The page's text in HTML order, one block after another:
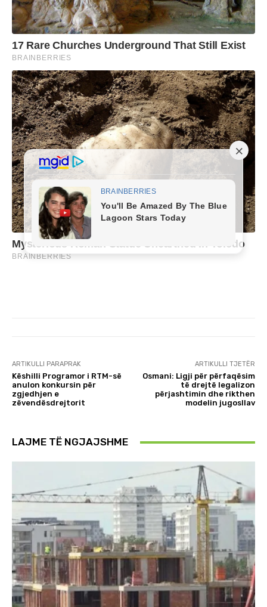
ARTIKULLI PARAPRAK
Këshilli Programor i RTM-së
anulon konkursin për
zgjedhjen e
zëvendësdrejtorit
ARTIKULLI TJETËR
Osmani: Ligji për përfaqësim
të drejtë legalizon
përjashtimin dhe rikthen
modelin jugosllav
LAJME TË NGJAJSHME